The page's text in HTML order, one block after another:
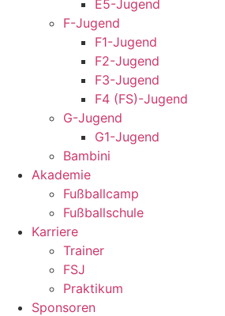
E5-Jugend
F-Jugend
F1-Jugend
F2-Jugend
F3-Jugend
F4 (FS)-Jugend
G-Jugend
G1-Jugend
Bambini
Akademie
Fußballcamp
Fußballschule
Karriere
Trainer
FSJ
Praktikum
Sponsoren